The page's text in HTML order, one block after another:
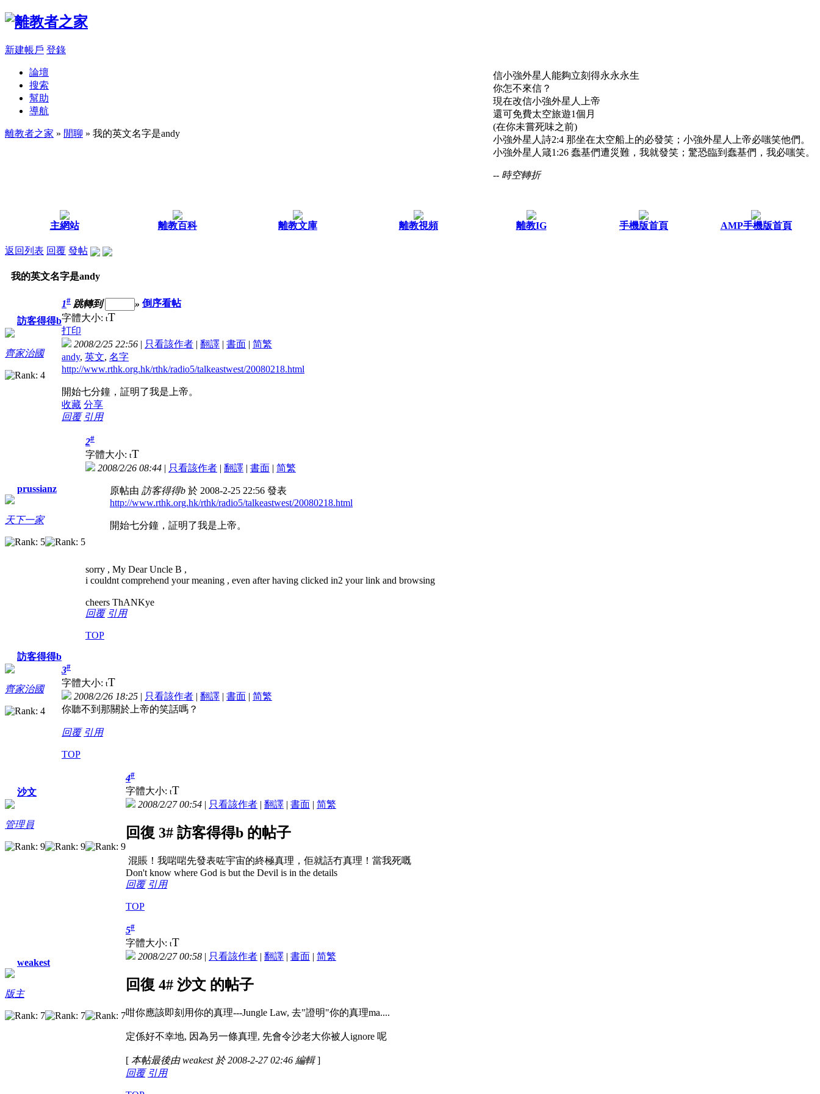
新建帳戶 登錄
信小強外星人能夠立刻得永永永生
你怎不來信？
現在改信小強外星人上帝
還可免費太空旅遊1個月
(在你未嘗死味之前)
小強外星人詩2:4 那坐在太空船上的必發笑；小強外星人上帝必嗤笑他們。
小強外星人箴1:26 蠢基們遭災難，我就發笑；驚恐臨到蠢基們，我必嗤笑。
-- 時空轉折
論壇
搜索
幫助
導航
離教者之家 » 閒聊 » 我的英文名字是andy
主網站 離教百科 離教文庫 離教視頻 離教IG 手機版首頁 AMP手機版首頁
返回列表 回覆 發帖
我的英文名字是andy
訪客得得b
齊家治國
1# 跳轉到 » 倒序看帖
字體大小: tT
打印
2008/2/25 22:56 | 只看該作者 | 翻譯 | 書面 | 简繁
andy, 英文, 名字
http://www.rthk.org.hk/rthk/radio5/talkeastwest/20080218.html
開始七分鐘，証明了我是上帝。
收藏 分享
回覆 引用
prussianz
天下一家
2#
字體大小: tT
2008/2/26 08:44 | 只看該作者 | 翻譯 | 書面 | 简繁
原帖由 訪客得得b 於 2008-2-25 22:56 發表
http://www.rthk.org.hk/rthk/radio5/talkeastwest/20080218.html
開始七分鐘，証明了我是上帝。
sorry , My Dear Uncle B ,
i couldnt comprehend your meaning , even after having clicked in2 your link and browsing
cheers ThANKye
回覆 引用
TOP
訪客得得b
齊家治國
3#
字體大小: tT
2008/2/26 18:25 | 只看該作者 | 翻譯 | 書面 | 简繁
你聽不到那關於上帝的笑話嗎？
回覆 引用
TOP
沙文
管理員
4#
字體大小: tT
2008/2/27 00:54 | 只看該作者 | 翻譯 | 書面 | 简繁
回復 3# 訪客得得b 的帖子
混賬！我啱啱先發表咗宇宙的終極真理，佢就話冇真理！當我死嘅
Don't know where God is but the Devil is in the details
回覆 引用
TOP
weakest
版主
5#
字體大小: tT
2008/2/27 00:58 | 只看該作者 | 翻譯 | 書面 | 简繁
回復 4# 沙文 的帖子
咁你應該即刻用你的真理---Jungle Law, 去"證明"你的真理ma....
定係好不幸地, 因為另一條真理, 先會令沙老大你被人ignore 呢
[ 本帖最後由 weakest 於 2008-2-27 02:46 編輯]
回覆 引用